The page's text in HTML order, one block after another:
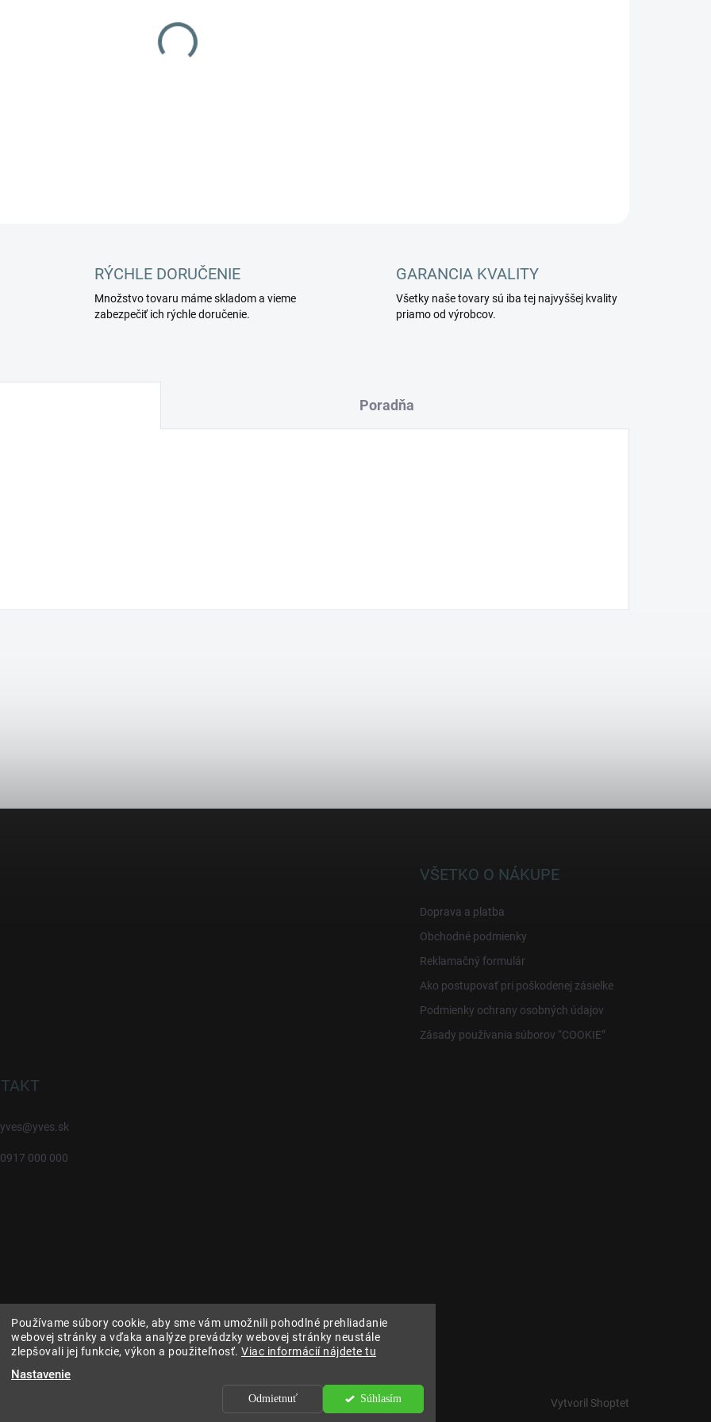
Používame súbory cookie, aby sme vám umožnili pohodlné prehliadanie
webovej stránky a vďaka analýze prevádzky webovej stránky neustále
zlepšovali jej funkcie, výkon a použiteľnosť. Viac informácií nájdete tu
Nastavenie
Odmietnuť Súhlasím
RÝCHLE DORUČENIE
Množstvo tovaru máme skladom a vieme
zabezpečiť ich rýchle doručenie.
GARANCIA KVALITY
Všetky naše tovary sú iba tej najvyššej kvality
priamo od výrobcov.
Poradňa
VŠETKO O NÁKUPE
Doprava a platba
Obchodné podmienky
Reklamačný formulár
Ako postupovať pri poškodenej zásielke
Podmienky ochrany osobných údajov
Zásady používania súborov “COOKIE”
yves@yves.sk
0917 000 000
Vytvoril Shoptet